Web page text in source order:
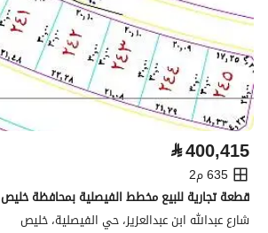
⃁400,415
635 م2
قطعة تجارية للبيع مخطط الفيصلية بمحافظة خليص
شارع عبدالله ابن عبدالعزيز، حي الفيصلية، خليص